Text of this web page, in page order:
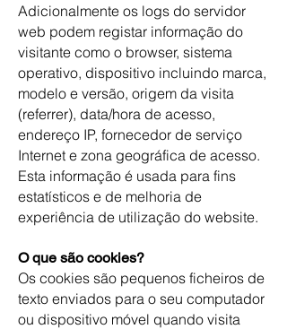
Adicionalmente os logs do servidor
web podem registar informação do
visitante como o browser, sistema
operativo, dispositivo incluindo marca,
modelo e versão, origem da visita
(referrer), data/hora de acesso,
endereço IP, fornecedor de serviço
Internet e zona geográfica de acesso.
Esta informação é usada para fins
estatísticos e de melhoria de
experiência de utilização do website.
O que são cookies?
Os cookies são pequenos ficheiros de
texto enviados para o seu computador
ou dispositivo móvel quando visita